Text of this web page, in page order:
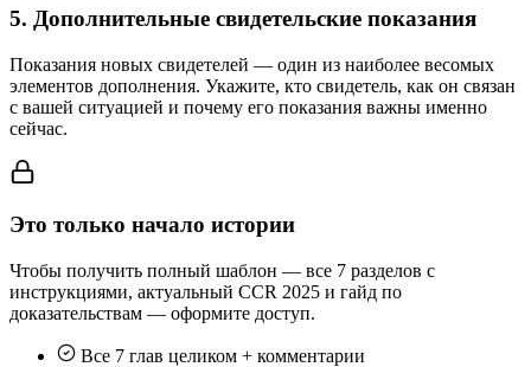
5. Дополнительные свидетельские показания
Показания новых свидетелей — один из наиболее весомых
элементов дополнения. Укажите, кто свидетель, как он связан
с вашей ситуацией и почему его показания важны именно
сейчас.
Это только начало истории
Чтобы получить полный шаблон — все 7 разделов с
инструкциями, актуальный CCR 2025 и гайд по
доказательствам — оформите доступ.
Все 7 глав целиком + комментарии